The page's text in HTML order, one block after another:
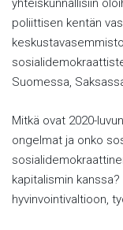
yhteiskunnallisiin
poliittisen kentän
Suomessa,
Mitkä ovat 2020-
ongelmat ja onko
kapitalismin
hyvinvointivaltioon,